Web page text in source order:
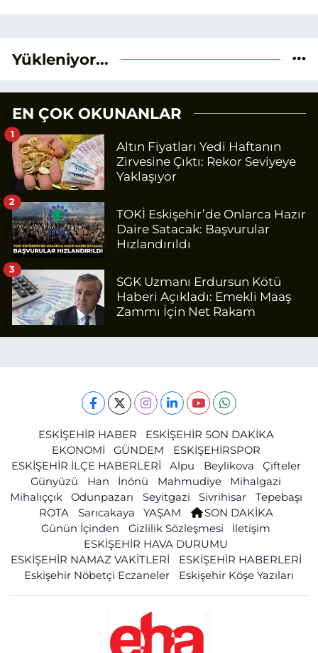
Yükleniyor...
EN ÇOK OKUNANLAR
Altın Fiyatları Yedi Haftanın
Zirvesine Çıktı: Rekor Seviyeye
Yaklaşıyor
1
TOKİ Eskişehir’de Onlarca Hazır
Daire Satacak: Başvurular
Hızlandırıldı
2
SGK Uzmanı Erdursun Kötü
Haberi Açıkladı: Emekli Maaş
Zammı İçin Net Rakam
3
ESKİŞEHİR HABER
ESKİŞEHİR SON DAKİKA
EKONOMİ
GÜNDEM
ESKİŞEHİRSPOR
ESKİŞEHİR İLÇE HABERLERİ
Alpu Beylikova
Çifteler
Günyüzü
Han İnönü Mahmudiye
Mihalgazi
Mihalıççık
Odunpazarı Seyitgazi Sivrihisar
Tepebaşı
ROTA
Sarıcakaya YAŞAM
SON DAKİKA
Günün İçinden
Gizlilik Sözleşmesi
İletişim
ESKİŞEHİR HAVA DURUMU
ESKİŞEHİR NAMAZ VAKİTLERİ
ESKİŞEHİR HABERLERİ
Eskişehir Nöbetçi Eczaneler
Eskişehir Köşe Yazıları